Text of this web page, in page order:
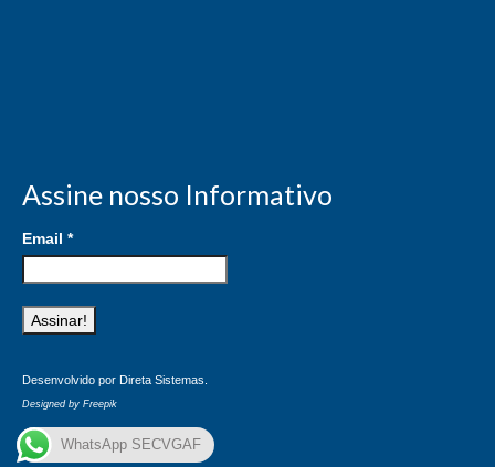
CONTATO
Assine nosso Informativo
Email *
Desenvolvido por Direta Sistemas
Designed by Freepik
WhatsApp SECVGAF